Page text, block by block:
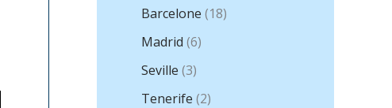
Barcelone (18)
Madrid (6)
Seville (3)
Tenerife (2)